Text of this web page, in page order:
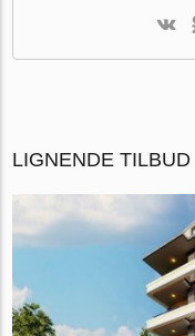
LIGNENDE TILBUD